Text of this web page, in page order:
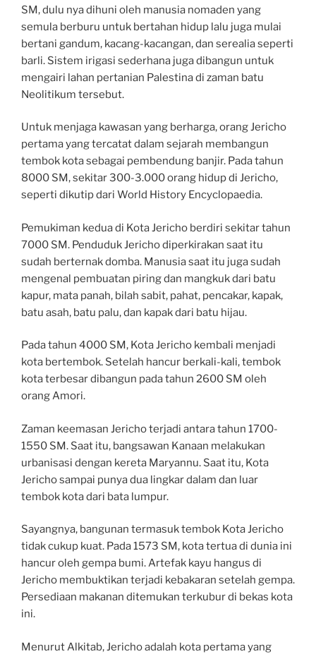
SM, dulu nya dihuni oleh manusia nomaden yang
semula berburu untuk bertahan hidup lalu juga mulai
bertani gandum, kacang-kacangan, dan serealia seperti
barli. Sistem irigasi sederhana juga dibangun untuk
mengairi lahan pertanian Palestina di zaman batu
Neolitikum tersebut.
Untuk menjaga kawasan yang berharga, orang Jericho
pertama yang tercatat dalam sejarah membangun
tembok kota sebagai pembendung banjir. Pada tahun
8000 SM, sekitar 300-3.000 orang hidup di Jericho,
seperti dikutip dari World History Encyclopaedia.
Pemukiman kedua di Kota Jericho berdiri sekitar tahun
7000 SM. Penduduk Jericho diperkirakan saat itu
sudah berternak domba. Manusia saat itu juga sudah
mengenal pembuatan piring dan mangkuk dari batu
kapur, mata panah, bilah sabit, pahat, pencakar, kapak,
batu asah, batu palu, dan kapak dari batu hijau.
Pada tahun 4000 SM, Kota Jericho kembali menjadi
kota bertembok. Setelah hancur berkali-kali, tembok
kota terbesar dibangun pada tahun 2600 SM oleh
orang Amori.
Zaman keemasan Jericho terjadi antara tahun 1700-
1550 SM. Saat itu, bangsawan Kanaan melakukan
urbanisasi dengan kereta Maryannu. Saat itu, Kota
Jericho sampai punya dua lingkar dalam dan luar
tembok kota dari bata lumpur.
Sayangnya, bangunan termasuk tembok Kota Jericho
tidak cukup kuat. Pada 1573 SM, kota tertua di dunia ini
hancur oleh gempa bumi. Artefak kayu hangus di
Jericho membuktikan terjadi kebakaran setelah gempa.
Persediaan makanan ditemukan terkubur di bekas kota
ini.
Menurut Alkitab, Jericho adalah kota pertama yang